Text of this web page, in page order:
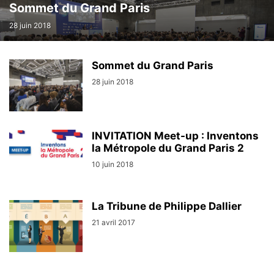
Sommet du Grand Paris
28 juin 2018
Sommet du Grand Paris
28 juin 2018
INVITATION Meet-up : Inventons
la Métropole du Grand Paris 2
10 juin 2018
La Tribune de Philippe Dallier
21 avril 2017